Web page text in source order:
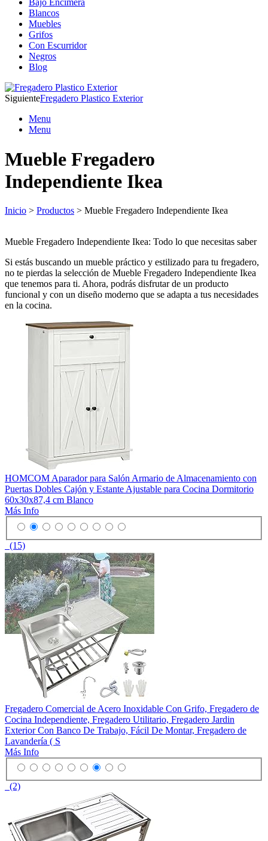
Bajo Encimera
Blancos
Muebles
Grifos
Con Escurridor
Negros
Blog
SiguienteFregadero Plastico Exterior
Menu
Menu
Mueble Fregadero
Independiente Ikea
Inicio > Productos > Mueble Fregadero Independiente Ikea
Mueble Fregadero Independiente Ikea: Todo lo que necesitas saber
Si estás buscando un mueble práctico y estilizado para tu fregadero,
no te pierdas la selección de Mueble Fregadero Independiente Ikea
que tenemos para ti. Ahora, podrás disfrutar de un producto
funcional y con un diseño moderno que se adapta a tus necesidades
en la cocina.
HOMCOM Aparador para Salón Armario de Almacenamiento con
Puertas Dobles Cajón y Estante Ajustable para Cocina Dormitorio
60x30x87,4 cm Blanco
Más Info
(15)
Fregadero Comercial de Acero Inoxidable Con Grifo, Fregadero de
Cocina Independiente, Fregadero Utilitario, Fregadero Jardin
Exterior Con Banco De Trabajo, Fácil De Montar, Fregadero de
Lavandería ( S
Más Info
(2)